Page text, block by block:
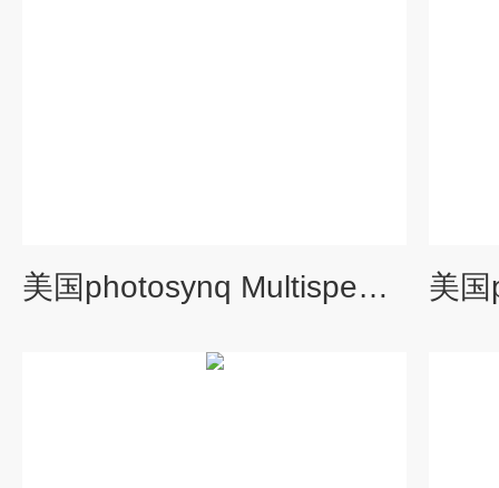
美国photosynq MultispeQ V2植物测量仪